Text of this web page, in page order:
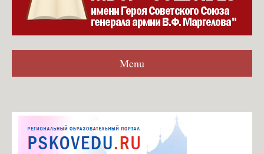
Menu
Гостевая книга
Согласие на обработку персональных данных для формы
обратной связи